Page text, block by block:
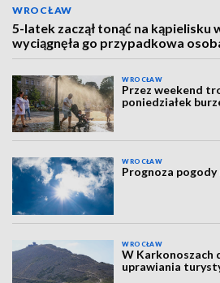
WROCŁAW
5-latek zaczął tonąć na kąpielisku
wyciągnęła go przypadkowa
WROCŁAW
Przez weekend
poniedziałek
WROCŁAW
Prognoza pogody
WROCŁAW
W Karkonoszach
uprawiania